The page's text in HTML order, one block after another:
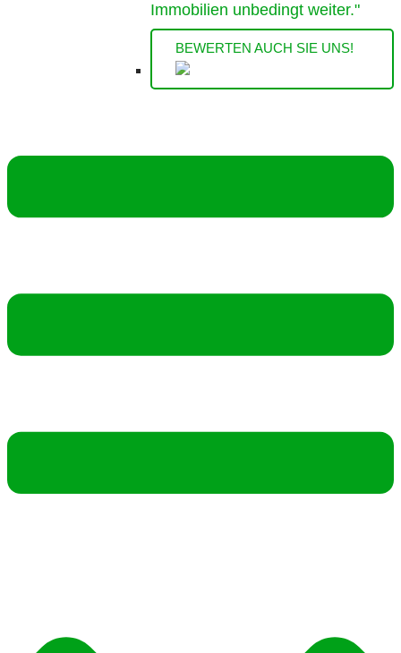
Immobilien unbedingt weiter."
BEWERTEN AUCH SIE UNS!